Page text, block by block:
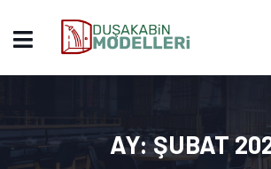
AY:ŞUBAT